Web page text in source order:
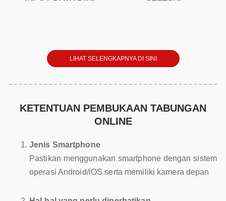
LIHAT SELENGKAPNYA DI SINI
KETENTUAN PEMBUKAAN TABUNGAN
ONLINE
Jenis Smartphone
Pastikan menggunakan smartphone dengan sistem
operasi Android/iOS serta memiliki kamera depan